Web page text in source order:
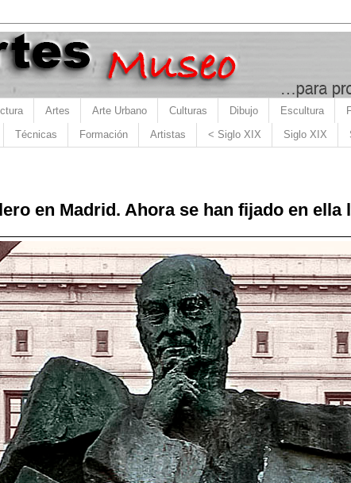
Artes Arte Urbano Culturas Dibujo Escultura
Técnicas Formación Artistas < Siglo XIX Siglo XIX
en Madrid. Ahora se han fijado en ella